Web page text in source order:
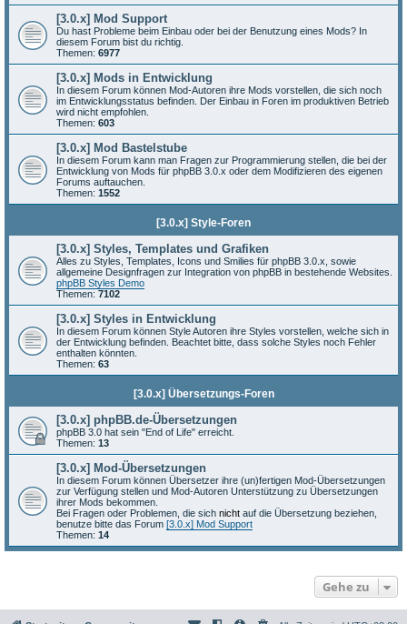
[3.0.x] Mod Support
Du hast Probleme beim Einbau oder bei der Benutzung eines Mods? In
diesem Forum bist du richtig.
Themen: 6977
[3.0.x] Mods in Entwicklung
In diesem Forum können Mod-Autoren ihre Mods vorstellen, die sich noch
im Entwicklungsstatus befinden. Der Einbau in Foren im produktiven Betrieb
wird nicht empfohlen.
Themen: 603
[3.0.x] Mod Bastelstube
In diesem Forum kann man Fragen zur Programmierung stellen, die bei der
Entwicklung von Mods für phpBB 3.0.x oder dem Modifizieren des eigenen
Forums auftauchen.
Themen: 1552
[3.0.x] Style-Foren
[3.0.x] Styles, Templates und Grafiken
Alles zu Styles, Templates, Icons und Smilies für phpBB 3.0.x, sowie
allgemeine Designfragen zur Integration von phpBB in bestehende Websites.
phpBB Styles Demo
Themen: 7102
[3.0.x] Styles in Entwicklung
In diesem Forum können Style Autoren ihre Styles vorstellen, welche sich in
der Entwicklung befinden. Beachtet bitte, dass solche Styles noch Fehler
enthalten könnten.
Themen: 63
[3.0.x] Übersetzungs-Foren
[3.0.x] phpBB.de-Übersetzungen
phpBB 3.0 hat sein "End of Life" erreicht.
Themen: 13
[3.0.x] Mod-Übersetzungen
In diesem Forum können Übersetzer ihre (un)fertigen Mod-Übersetzungen
zur Verfügung stellen und Mod-Autoren Unterstützung zu Übersetzungen
ihrer Mods bekommen.
Bei Fragen oder Problemen, die sich nicht auf die Übersetzung beziehen,
benutze bitte das Forum [3.0.x] Mod Support
Themen: 14
Gehe zu